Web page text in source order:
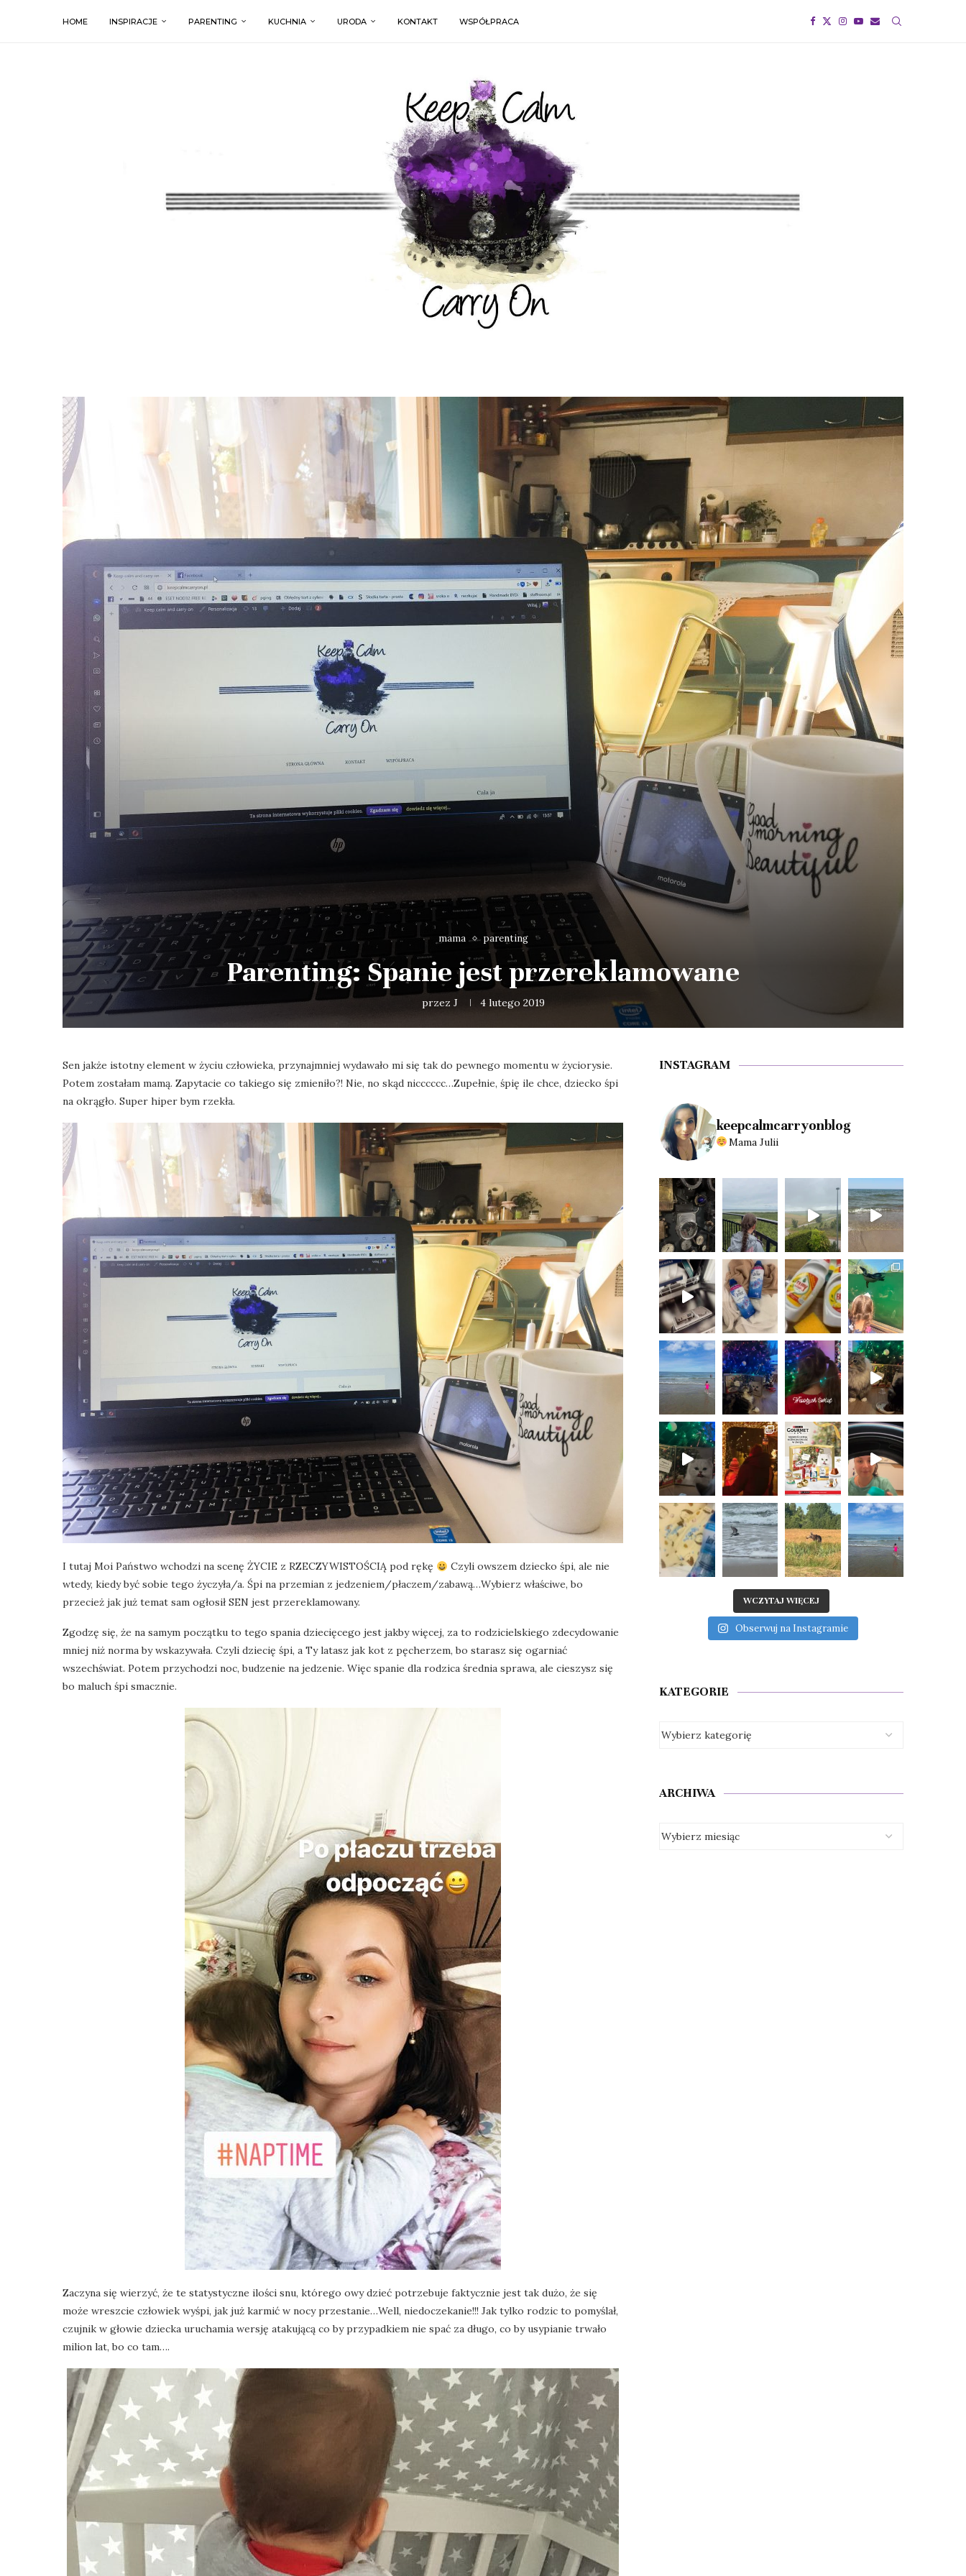
HOME INSPIRACJE PARENTING KUCHNIA URODA KONTAKT WSPÓŁPRACA
mama parenting
Parenting: Spanie jest przereklamowane
przez J 4 lutego 2019
Sen jakże istotny element w życiu człowieka, przynajmniej wydawało mi się tak do pewnego momentu w życiorysie.
Potem zostałam mamą. Zapytacie co takiego się zmieniło?! Nie, no skąd nicccccc…Zupełnie, śpię ile chce, dziecko śpi
na okrągło. Super hiper bym rzekła.
I tutaj Moi Państwo wchodzi na scenę ŻYCIE z RZECZYWISTOŚCIĄ pod rękę
Czyli owszem dziecko śpi, ale nie
wtedy, kiedy być sobie tego życzyła/a. Śpi na przemian z jedzeniem/płaczem/zabawą…Wybierz właściwe, bo
przecież jak już temat sam ogłosił SEN jest przereklamowany.
Zgodzę się, że na samym początku to tego spania dziecięcego jest jakby więcej, za to rodzicielskiego zdecydowanie
mniej niż norma by wskazywała. Czyli dziecię śpi, a Ty latasz jak kot z pęcherzem, bo starasz się ogarniać
wszechświat. Potem przychodzi noc, budzenie na jedzenie. Więc spanie dla rodzica średnia sprawa, ale cieszysz się
bo maluch śpi smacznie.
Zaczyna się wierzyć, że te statystyczne ilości snu, którego owy dzieć potrzebuje faktycznie jest tak dużo, że się
może wreszcie człowiek wyśpi, jak już karmić w nocy przestanie…Well, niedoczekanie!!! Jak tylko rodzic to pomyślał,
czujnik w głowie dziecka uruchamia wersję atakującą co by przypadkiem nie spać za długo, co by usypianie trwało
milion lat, bo co tam….
INSTAGRAM
keepcalmcarryonblog
Mama Julii
WCZYTAJ WIĘCEJ
Obserwuj na Instagramie
KATEGORIE
ARCHIWA